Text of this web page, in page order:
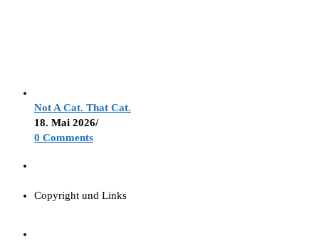
Not A Cat. That Cat.
18. Mai 2026/
0 Comments
Copyright und Links